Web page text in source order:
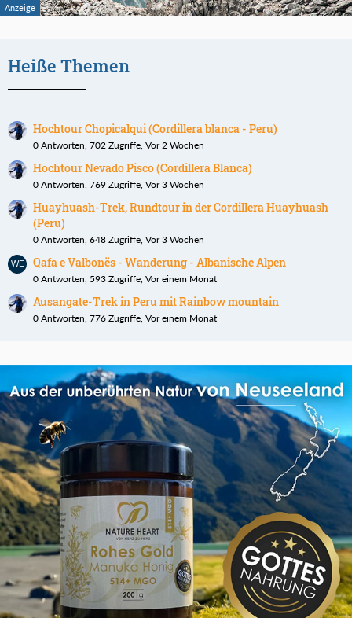
Heiße Themen
Hochtour Chopicalqui (Cordillera blanca - Peru)
0 Antworten, 702 Zugriffe, Vor 2 Wochen
Hochtour Nevado Pisco (Cordillera Blanca)
0 Antworten, 769 Zugriffe, Vor 3 Wochen
Huayhuash-Trek, Rundtour in der Cordillera Huayhuash
(Peru)
0 Antworten, 648 Zugriffe, Vor 3 Wochen
Qafa e Valbonës - Wanderung - Albanische Alpen
0 Antworten, 593 Zugriffe, Vor einem Monat
Ausangate-Trek in Peru mit Rainbow mountain
0 Antworten, 776 Zugriffe, Vor einem Monat